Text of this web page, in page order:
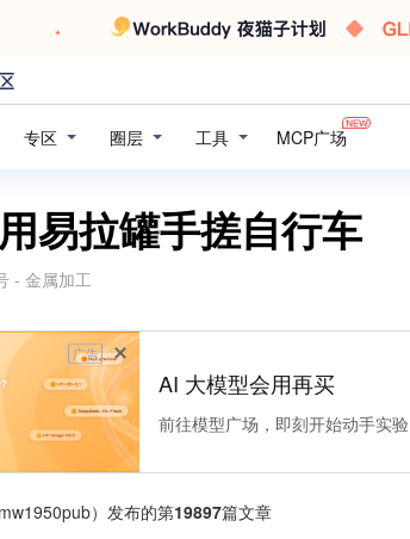
专区 圈层 工具 MCP广场
易拉罐手搓自行车
- 金属加工
广告
AI 大模型会用再买
前往模型广场，即刻开始动手实验
）发布的第19897篇文章